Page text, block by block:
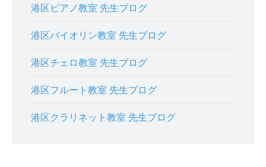
港区ピアノ教室 先生ブログ
港区バイオリン教室 先生ブログ
港区チェロ教室 先生ブログ
港区フルート教室 先生ブログ
港区クラリネット教室 先生ブログ